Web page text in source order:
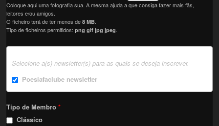
Coloque aqui uma fotografia sua. A mesma ajuda a que consiga fazer mais fãs,
leitores e/ou amigos.
O ficheiro terá de ter menos de8 MB
Tipo de ficheiros permitidos:png gif jpg jpeg
Selecione a(s) newsletter(s) para as quais se deseja inscrever.
Poesiafaclube newsletter
Tipo de Membro*
Clássico